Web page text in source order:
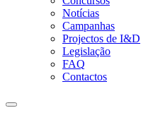
Notícias
Campanhas
Projectos de I&D
Legislação
FAQ
Contactos